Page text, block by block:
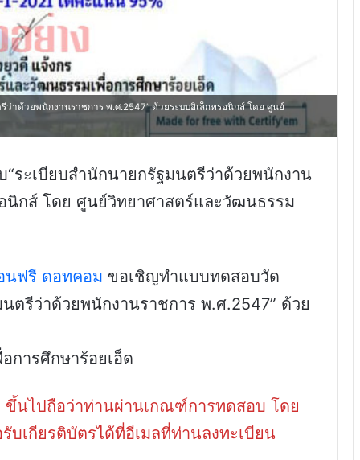
าด้วยพนักงานราชการ พ.ศ.2547” ด้วยระบบอิเล็กทรอนิกส์ โดย ศูนย์
ระเบียบสำนักนายกรัฐมนตรีว่าด้วยพนักงาน
นิกส์ โดย ศูนย์วิทยาศาสตร์และวัฒนธรรม
นฟรี ดอทคอม ขอเชิญทำแบบทดสอบวัด
ตรีว่าด้วยพนักงานราชการ พ.ศ.2547” ด้วย
การศึกษาร้อยเอ็ด
ขึ้นไปถือว่าท่านผ่านเกณฑ์การทดสอบ โดย
เกียรติบัตรได้ที่อีเมลที่ท่านลงทะเบียน